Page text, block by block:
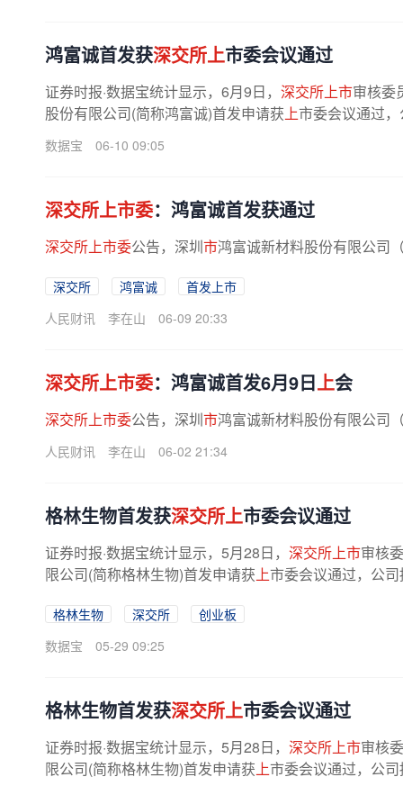
鸿富诚首发获深交所上市委会议通过
证券时报·数据宝统计显示，6月9日， 深交所上市审核委
股份有限公司(简称鸿富诚)首发申请获上市委会议通过
数据宝 06-10 09:05
深交所上市委：鸿富诚首发获通过
深交所上市委公告，深圳市鸿富诚新材料股份有限公司
深交所 鸿富诚
首发上市
人民财讯
李在山 06-09 20:33
深交所上市委：鸿富诚首发6月9日上会
深交所上市委公告，深圳市鸿富诚新材料股份有限公司
人民财讯 李在山 06-02 21:34
格林生物首发获深交所上市委会议通过
证券时报·数据宝统计显示，5月28日， 深交所上市审核
限公司(简称格林生物)首发申请获上市委会议通过，公
格林生物 深交所
创业板
数据宝
05-29 09:25
格林生物首发获深交所上市委会议通过
证券时报·数据宝统计显示，5月28日， 深交所上市审核
限公司(简称格林生物)首发申请获上市委会议通过，公